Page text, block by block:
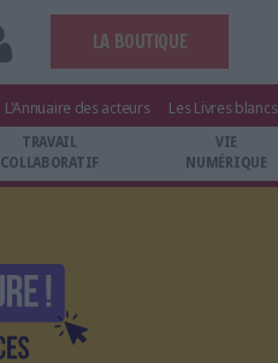
LA BOUTIQUE
L'Annuaire des acteurs Les Livres blancs
TRAVAIL
COLLABORATIF
VIE
NUMÉRIQUE